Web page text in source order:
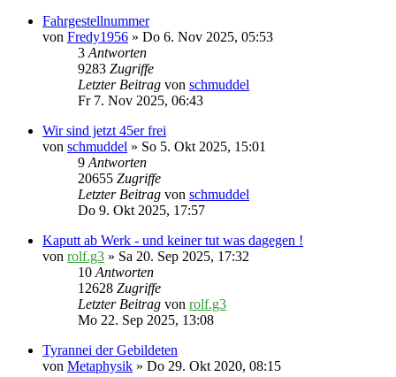
Fahrgestellnummer
von Fredy1956 » Do 6. Nov 2025, 05:53
3Antworten
9283 Zugriffe
Letzter Beitrag von schmuddel
Fr 7. Nov 2025, 06:43
Wir sind jetzt 45er frei
von schmuddel » So 5. Okt 2025, 15:01
9Antworten
20655 Zugriffe
Letzter Beitrag von schmuddel
Do 9. Okt 2025, 17:57
Kaputt ab Werk - und keiner tut was dagegen !
von rolf.g3 » Sa 20. Sep 2025, 17:32
10Antworten
12628 Zugriffe
Letzter Beitrag von rolf.g3
Mo 22. Sep 2025, 13:08
Tyrannei der Gebildeten
von Metaphysik » Do 29. Okt 2020, 08:15